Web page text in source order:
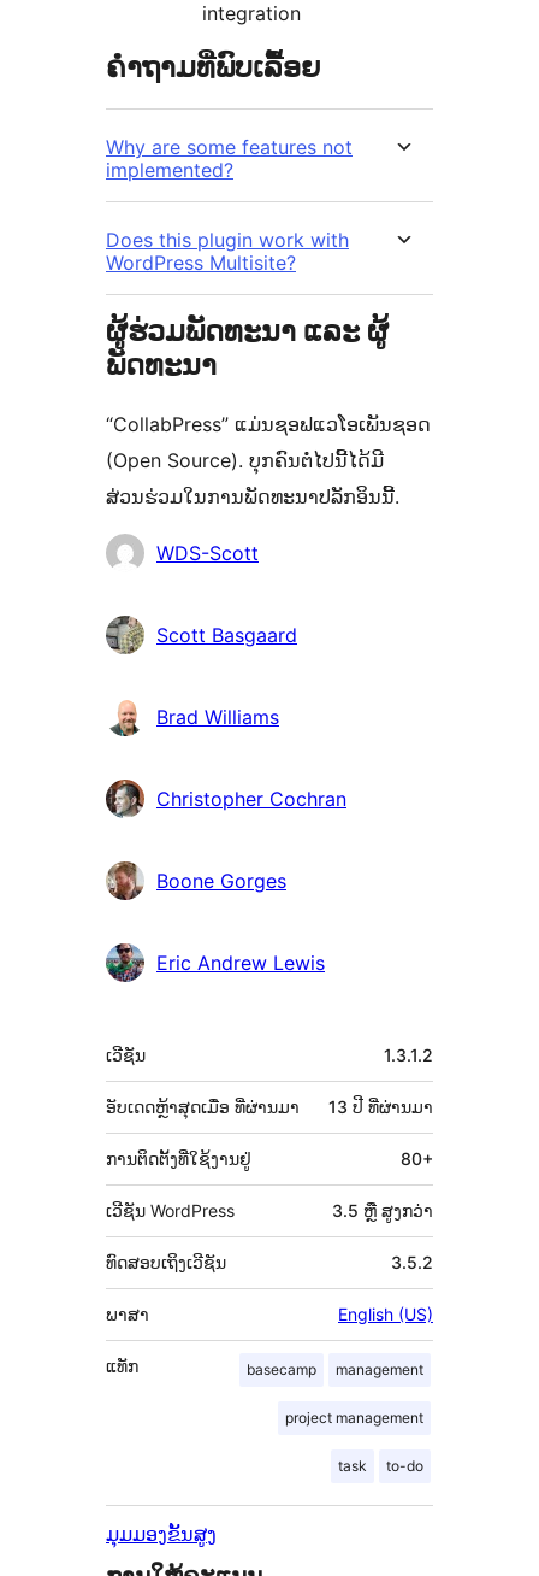
integration
ຄຳຖາມທີ່ພົບເລື້ອຍ
Why are some features not
implemented?
Does this plugin work with
WordPress Multisite?
ຜູ້ຮ່ວມພັດທະນາ ແລະ ຜູ້
ພັດທະນາ
“CollabPress” ແມ່ນຊອຟແວໂອເພັນຊອດ
(Open Source). ບຸກຄົນຕໍ່ໄປນີ້ໄດ້ມີ
ສ່ວນຮ່ວມໃນການພັດທະນາປລັກອິນນີ້.
ຜູ້
ພັດທະນາ
WDS-Scott
Scott Basgaard
Brad Williams
Christopher Cochran
Boone Gorges
Eric Andrew Lewis
ຂໍ້ມູນ
ກຳກັບ
(Meta)
ເວີຊັນ 1.3.1.2
ອັບເດດຫຼ້າສຸດເມື່ອ 13 ປີ ທີ່ຜ່ານມາ
ທີ່ຜ່ານມາ
ການຕິດຕັ້ງທີ່ໃຊ້ງານຢູ່ 80+
ເວີຊັນ WordPress 3.5 ຫຼື ສູງກວ່າ
ທົດສອບເຖິງເວີຊັນ 3.5.2
ພາສາ English (US)
ແທັກ basecamp management
project management
task to-do
ມຸມມອງຂັ້ນສູງ